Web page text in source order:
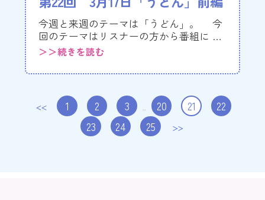
今週と来週のテーマは「うどん」。 今
回のテーマはリスナーの方から番組に …
＞＞続きを読む
＜＜ 1 2 3 … 20 21
22
23
24 25 ＞＞